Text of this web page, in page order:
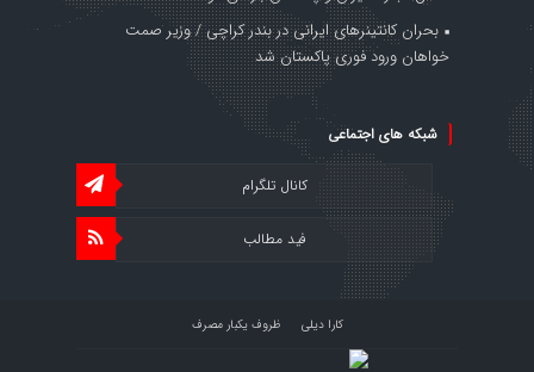
بحران کانتینر‌های ایرانی در بندر کراچی / وزیر صمت
خواهان ورود فوری پاکستان شد
شبکه های اجتماعی
کانال تلگرام
فید مطالب
کارا دیلی ظروف یکبار مصرف